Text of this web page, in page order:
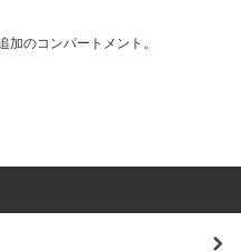
のコンパートメント。